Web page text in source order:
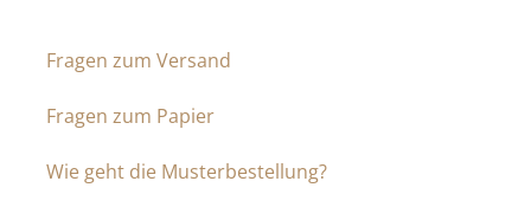
Fragen zum Versand
Fragen zum Papier
Wie geht die Musterbestellung?